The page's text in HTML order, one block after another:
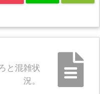
と混雑状
況。